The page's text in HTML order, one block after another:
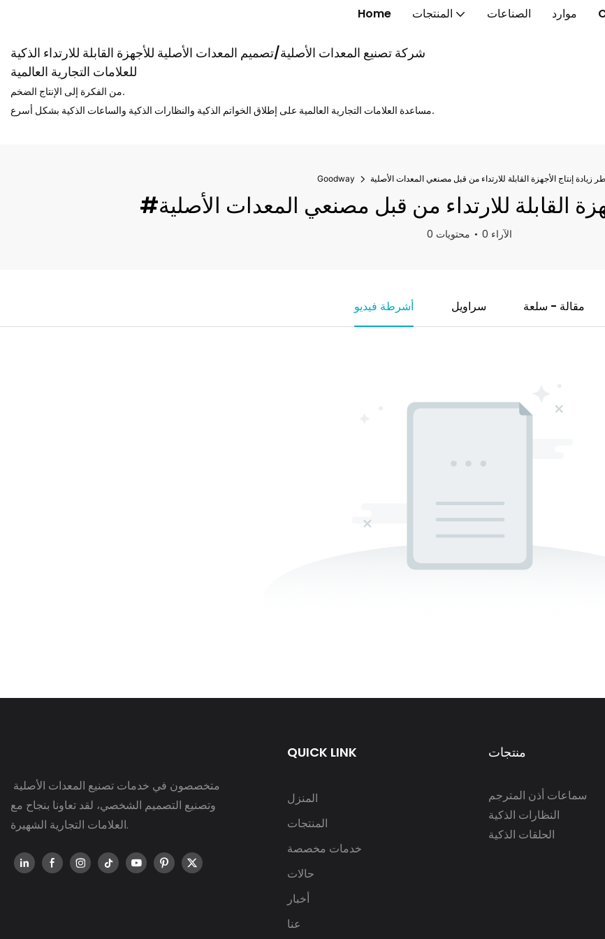
Home المنتجات الصناعات موارد
شركة تصنيع المعدات الأصلية/تصميم المعدات الأصلية للأجهزة القابلة للارتداء الذكية
للعلامات التجارية العالمية
من الفكرة إلى الإنتاج الضخم.
مساعدة العلامات التجارية العالمية على إطلاق الخواتم الذكية والنظارات الذكية والساعات الذكية بشكل أسرع.
Goodway زيادة إنتاج الأجهزة القابلة للارتداء من قبل مصنعي المعدات الأصلية
القابلة للارتداء من قبل مصنعي المعدات الأصلية
0 محتويات 0 الآراء
أشرطة فيديو سراويل مقالة - سلعة
وتصنيع التصميم الشخصي، لقد تعاونا بنجاح مع
العلامات التجارية الشهيرة.
QUICK LINK
المنزل
المنتجات
خدمات مخصصة
حالات
أخبار
عنا
منتجات
سماعات أذن المترجم
النظارات الذكية
الحلقات الذكية